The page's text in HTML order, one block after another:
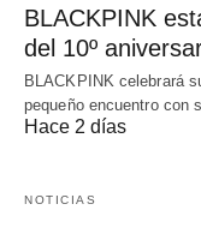
BLACKPINK
del 10º
BLACKPINK celebrará
pequeño encuentro con
Hace 2 días
NOTICIAS